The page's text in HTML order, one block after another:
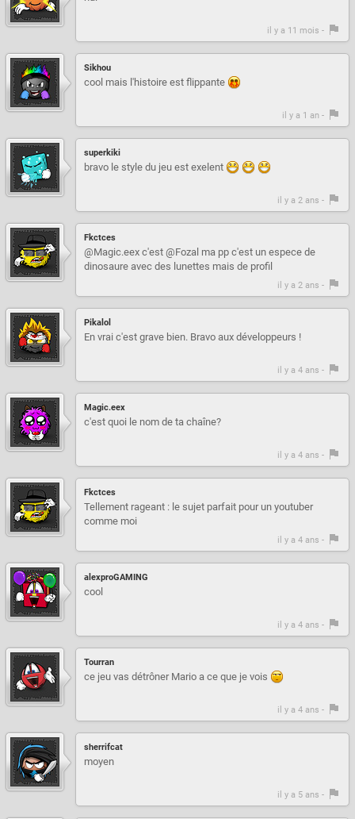
il y a 11 mois -
Sikhou
cool mais l'histoire est flippante
il y a 1 an -
superkiki
bravo le style du jeu est exelent
il y a 2 ans -
Fkctces
@Magic.eex c'est @Fozal ma pp c'est un espece de
dinosaure avec des lunettes mais de profil
il y a 2 ans -
Pikalol
En vrai c'est grave bien. Bravo aux développeurs !
il y a 4 ans -
Magic.eex
c'est quoi le nom de ta chaîne?
il y a 4 ans -
Fkctces
Tellement rageant : le sujet parfait pour un youtuber
comme moi
il y a 4 ans -
alexproGAMING
cool
il y a 4 ans -
Tourran
ce jeu vas détrôner Mario a ce que je vois
il y a 4 ans -
sherrifcat
moyen
il y a 5 ans -